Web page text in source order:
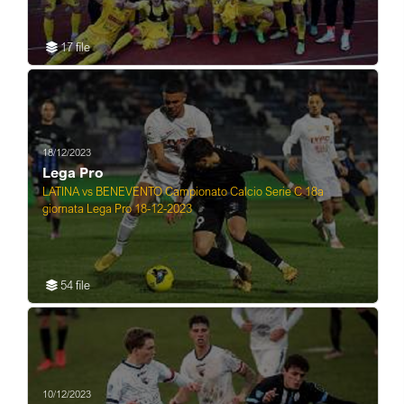
17 file
18/12/2023
Lega Pro
LATINA vs BENEVENTO Campionato Calcio Serie C 18a
giornata Lega Pro 18-12-2023
54 file
10/12/2023